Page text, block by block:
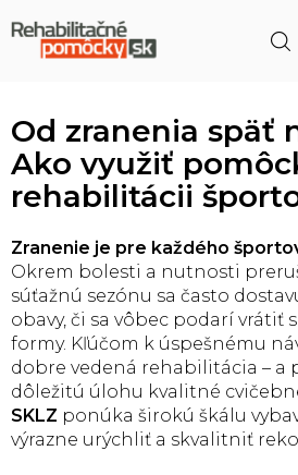
na
obsah
Od zranenia späť
Ako využiť
rehabilitácii
Zranenie je pre každého
Okrem bolesti a nutnosti
súťažnú sezónu sa často
obavy, či sa vôbec podarí vrátiť
formy. Kľúčom k úspešnému
dobre vedená rehabilitácia – a
dôležitú úlohu kvalitné
SKLZ ponúka širokú škálu
výrazne urýchliť a skvalitniť